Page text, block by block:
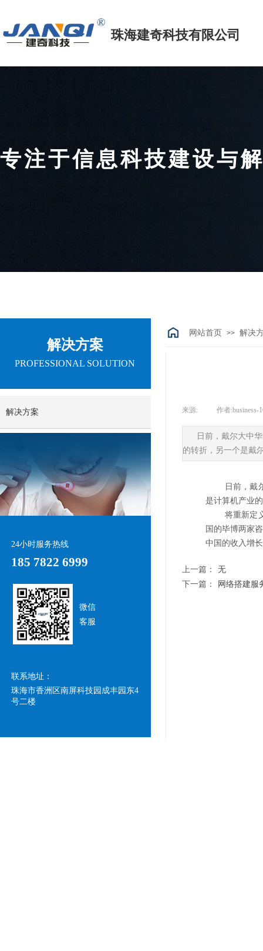
珠海建奇科技有限公司
专注于信息科技建设
网站首页 >> 解决
解决方案
PROFESSIONAL SOLUTION
来源: 作者:business-
日前，戴尔大中
的转折，另一个是戴
日前，戴尔
是计算机产业
将重新定义
国的毕博两家
中国的收入增
上一篇：
无
下一篇：
网络搭建服
解决方案
联系地址：
珠海市香洲区南屏科技园成丰园东4
号二楼
微信
客服
24小时服务热线
185 7822 6999